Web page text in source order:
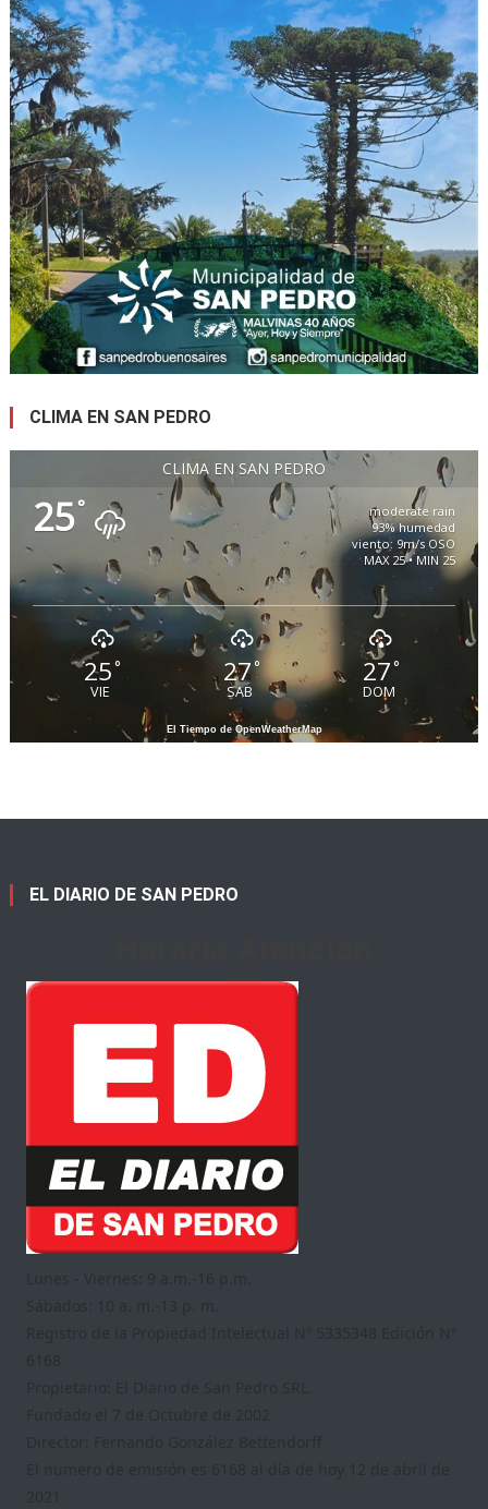
CLIMA EN SAN PEDRO
CLIMA EN SAN PEDRO
25°
moderate rain
93% humedad
viento: 9m/s OSO
MAX 25 • MIN 25
25°
VIE
27 °
SAB
27°
DOM
El Tiempo de OpenWeatherMap
EL DIARIO DE SAN PEDRO
Lunes - Viernes: 9 a.m.-16 p.m.
Sábados: 10 a. m.-13 p. m.
Registro de la Propiedad Intelectual Nº 5335348 Edición Nº
6168
Propietario: El Diario de San Pedro SRL.
Fundado el 7 de Octubre de 2002
Director: Fernando González Bettendorff
El numero de emisión es 6168 al día de hoy 12 de abril de
2021